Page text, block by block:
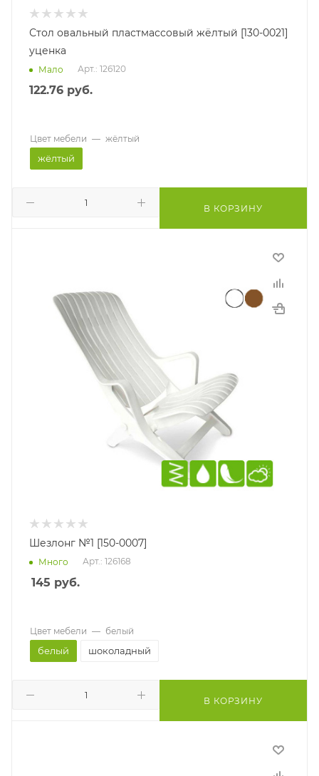
Стол овальный пластмассовый жёлтый [130-0021]
уценка
Мало Арт.: 126120
122.76 руб.
В КОРЗИНУ
Цвет мебели — жёлтый
жёлтый
Шезлонг №1 [150-0007]
Много Арт.: 126168
145 руб.
В КОРЗИНУ
Цвет мебели — белый
белый шоколадный